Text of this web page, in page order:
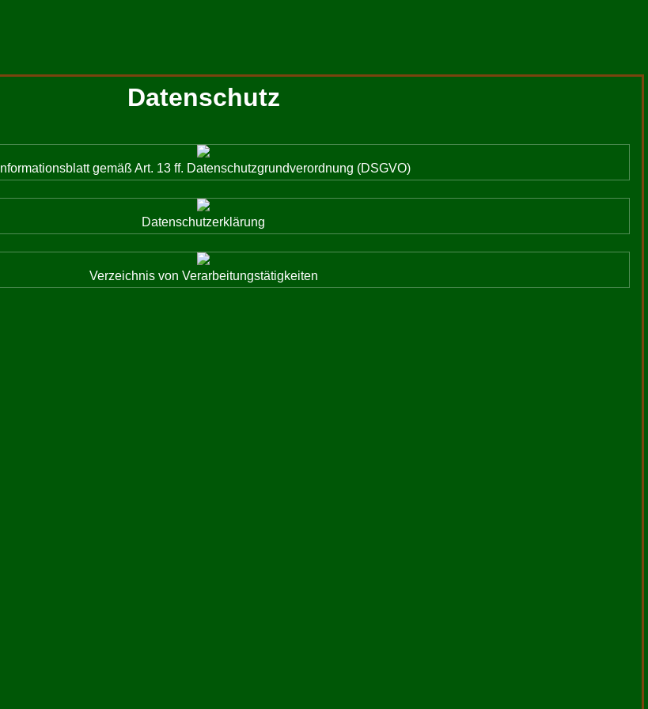
Datenschutz
Informationsblatt gemäß Art. 13 ff. Datenschutzgrundverordnung (DSGVO)
Datenschutzerklärung
Verzeichnis von Verarbeitungstätigkeiten